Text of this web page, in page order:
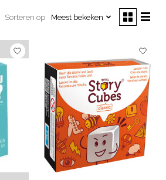
Sorteren op Meest bekeken